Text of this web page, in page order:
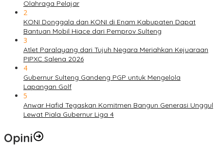
Olahraga Pelajar
2
KONI Donggala dan KONI di Enam Kabupaten Dapat
Bantuan Mobil Hiace dari Pemprov Sulteng
3
Atlet Paralayang dari Tujuh Negara Meriahkan Kejuaraan
PIPXC Salena 2026
4
Gubernur Sulteng Gandeng PGP untuk Mengelola
Lapangan Golf
5
Anwar Hafid Tegaskan Komitmen Bangun Generasi Unggul
Lewat Piala Gubernur Liga 4
Opini